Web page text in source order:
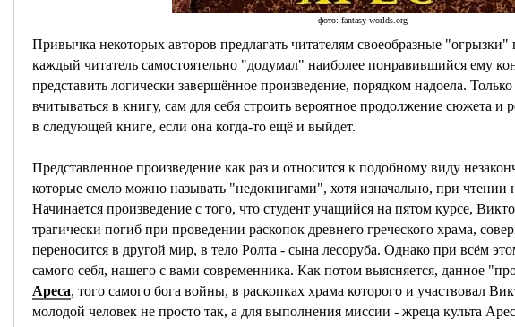
фото: fantasy-worlds.org
Привычка некоторых авторов предлагать читателям своеобразные
каждый читатель самостоятельно "додумал" наиболее понравившийся ему
представить логически завершённое произведение, порядком надоела.
вчитываться в книгу, сам для себя строить вероятное продолжение сюжета
в следующей книге, если она когда-то ещё и выйдет.
Представленное произведение как раз и относится к подобному виду
которые смело можно называть "недокнигами", хотя изначально, при чтении
Начинается произведение с того, что студент учащийся на пятом курсе,
трагически погиб при проведении раскопок древнего греческого храма,
переносится в другой мир, в тело Ролта - сына лесоруба. Однако при всём
самого себя, нашего с вами современника. Как потом выясняется, данное
Ареса, того самого бога войны, в раскопках храма которого и участвовал
молодой человек не просто так, а для выполнения миссии - жреца культа